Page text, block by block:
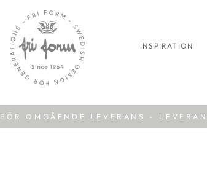
INSPIRATION
FÖR OMGÅENDE LEVERANS -